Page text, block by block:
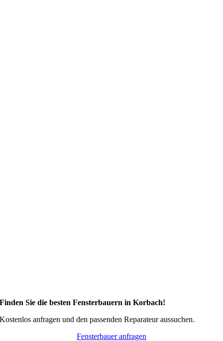
Finden Sie die besten Fensterbauern in Korbach!
Kostenlos anfragen und den passenden Reparateur aussuchen.
Fensterbauer anfragen